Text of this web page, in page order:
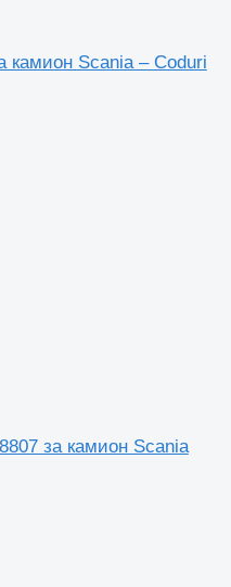
камион Scania – Coduri
за камион Scania